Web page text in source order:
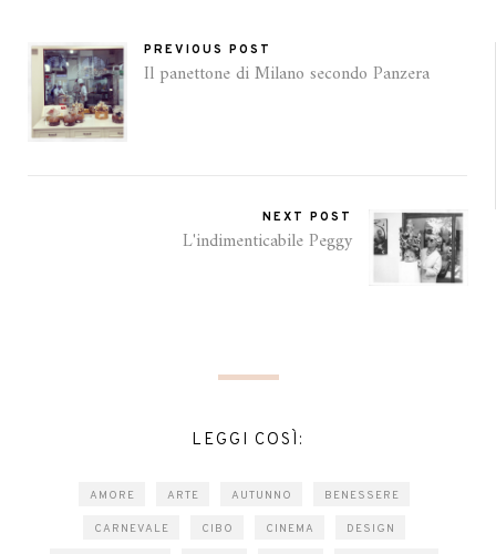
PREVIOUS POST
Il panettone di Milano secondo Panzera
NEXT POST
L'indimenticabile Peggy
LEGGI COSÌ:
AMORE ARTE AUTUNNO BENESSERE
CARNEVALE CIBO CINEMA DESIGN